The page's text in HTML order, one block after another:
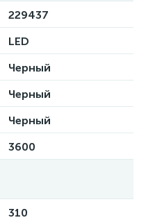
229437
LED
Черный
Черный
Черный
3600
310